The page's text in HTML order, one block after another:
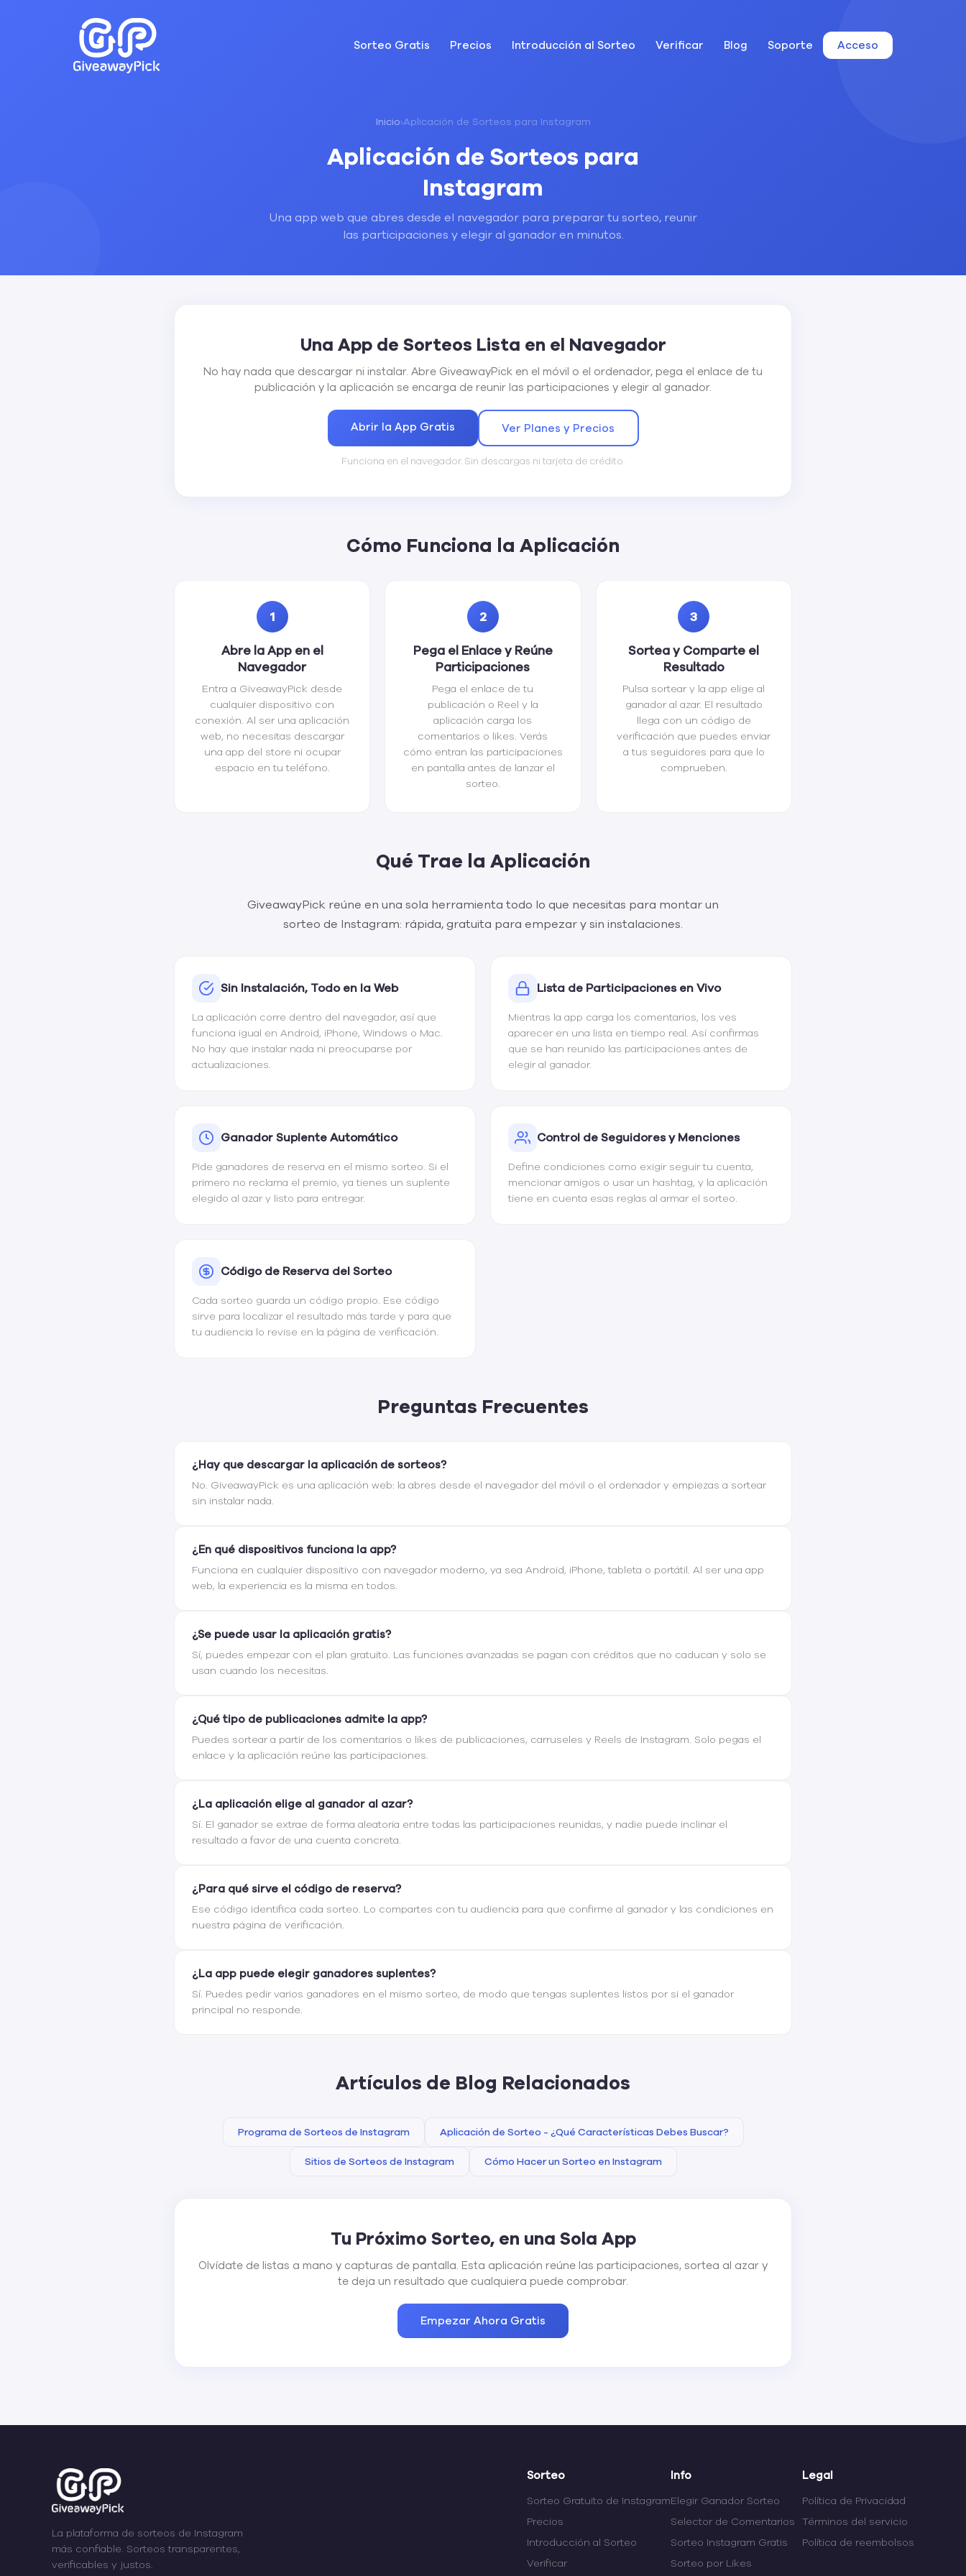
Sorteo Gratis Precios Introducción al Sorteo Verificar Blog Soporte Acceso
Inicio›Aplicación de Sorteos para Instagram
Aplicación de Sorteos para
Instagram
Una app web que abres desde el navegador para preparar tu sorteo, reunir
las participaciones y elegir al ganador en minutos.
Una App de Sorteos Lista en el Navegador
No hay nada que descargar ni instalar. Abre GiveawayPick en el móvil o el ordenador, pega el enlace de tu
publicación y la aplicación se encarga de reunir las participaciones y elegir al ganador.
Abrir la App Gratis Ver Planes y Precios
Funciona en el navegador. Sin descargas ni tarjeta de crédito.
Cómo Funciona la Aplicación
1
Abre la App en el
Navegador
Entra a GiveawayPick desde
cualquier dispositivo con
conexión. Al ser una aplicación
web, no necesitas descargar
una app del store ni ocupar
espacio en tu teléfono.
2
Pega el Enlace y Reúne
Participaciones
Pega el enlace de tu
publicación o Reel y la
aplicación carga los
comentarios o likes. Verás
cómo entran las participaciones
en pantalla antes de lanzar el
sorteo.
3
Sortea y Comparte el
Resultado
Pulsa sortear y la app elige al
ganador al azar. El resultado
llega con un código de
verificación que puedes enviar
a tus seguidores para que lo
comprueben.
Qué Trae la Aplicación
GiveawayPick reúne en una sola herramienta todo lo que necesitas para montar un
sorteo de Instagram: rápida, gratuita para empezar y sin instalaciones.
Sin Instalación, Todo en la Web
La aplicación corre dentro del navegador, así que
funciona igual en Android, iPhone, Windows o Mac.
No hay que instalar nada ni preocuparse por
actualizaciones.
Lista de Participaciones en Vivo
Mientras la app carga los comentarios, los ves
aparecer en una lista en tiempo real. Así confirmas
que se han reunido las participaciones antes de
elegir al ganador.
Ganador Suplente Automático
Pide ganadores de reserva en el mismo sorteo. Si el
primero no reclama el premio, ya tienes un suplente
elegido al azar y listo para entregar.
Control de Seguidores y Menciones
Define condiciones como exigir seguir tu cuenta,
mencionar amigos o usar un hashtag, y la aplicación
tiene en cuenta esas reglas al armar el sorteo.
Código de Reserva del Sorteo
Cada sorteo guarda un código propio. Ese código
sirve para localizar el resultado más tarde y para que
tu audiencia lo revise en la página de verificación.
Preguntas Frecuentes
¿Hay que descargar la aplicación de sorteos?
No. GiveawayPick es una aplicación web: la abres desde el navegador del móvil o el ordenador y empiezas a sortear
sin instalar nada.
¿En qué dispositivos funciona la app?
Funciona en cualquier dispositivo con navegador moderno, ya sea Android, iPhone, tableta o portátil. Al ser una app
web, la experiencia es la misma en todos.
¿Se puede usar la aplicación gratis?
Sí, puedes empezar con el plan gratuito. Las funciones avanzadas se pagan con créditos que no caducan y solo se
usan cuando los necesitas.
¿Qué tipo de publicaciones admite la app?
Puedes sortear a partir de los comentarios o likes de publicaciones, carruseles y Reels de Instagram. Solo pegas el
enlace y la aplicación reúne las participaciones.
¿La aplicación elige al ganador al azar?
Sí. El ganador se extrae de forma aleatoria entre todas las participaciones reunidas, y nadie puede inclinar el
resultado a favor de una cuenta concreta.
¿Para qué sirve el código de reserva?
Ese código identifica cada sorteo. Lo compartes con tu audiencia para que confirme al ganador y las condiciones en
nuestra página de verificación.
¿La app puede elegir ganadores suplentes?
Sí. Puedes pedir varios ganadores en el mismo sorteo, de modo que tengas suplentes listos por si el ganador
principal no responde.
Artículos de Blog Relacionados
Programa de Sorteos de Instagram Aplicación de Sorteo - ¿Qué Características Debes Buscar?
Sitios de Sorteos de Instagram Cómo Hacer un Sorteo en Instagram
Tu Próximo Sorteo, en una Sola App
Olvídate de listas a mano y capturas de pantalla. Esta aplicación reúne las participaciones, sortea al azar y
te deja un resultado que cualquiera puede comprobar.
Empezar Ahora Gratis
La plataforma de sorteos de Instagram
más confiable. Sorteos transparentes,
verificables y justos.
Sorteo
Sorteo Gratuito de Instagram
Precios
Introducción al Sorteo
Verificar
Info
Elegir Ganador Sorteo
Selector de Comentarios
Sorteo Instagram Gratis
Sorteo por Likes
Legal
Política de Privacidad
Términos del servicio
Política de reembolsos